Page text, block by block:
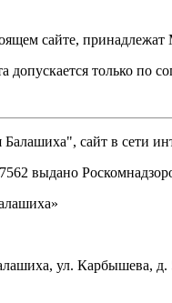
сайте,
только по
сайт в сети
выдано
ул. Карбышева, д.